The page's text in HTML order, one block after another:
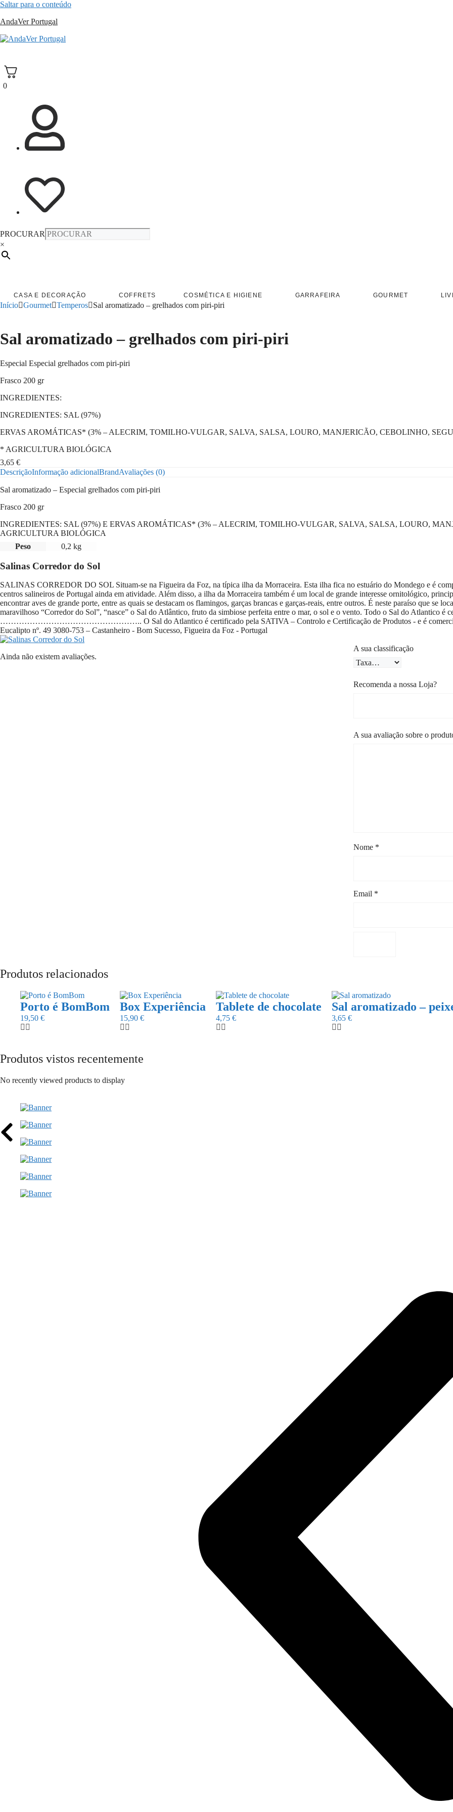
Saltar para o conteúdo
AndaVer Portugal
0
PROCURAR
×
CASA E DECORAÇÃO COFFRETS COSMÉTICA E HIGIENE GARRAFEIRA GOURMET
Início Gourmet Temperos Sal aromatizado – grelhados com piri-piri
Sal aromatizado – grelhados com piri-piri
Especial Especial grelhados com piri-piri
Frasco 200 gr
INGREDIENTES:
INGREDIENTES: SAL (97%)
ERVAS AROMÁTICAS* (3% – ALECRIM, TOMILHO-VULGAR, SALVA, SALSA, LOURO, MANJERICÃO, CEBOLINHO,
* AGRICULTURA BIOLÓGICA
3,65 €
DescriçãoInformação adicionalBrandAvaliações (0)
Sal aromatizado – Especial grelhados com piri-piri
Frasco 200 gr
INGREDIENTES: SAL (97%) E ERVAS AROMÁTICAS* (3% – ALECRIM, TOMILHO-VULGAR, SALVA, SALSA, LOURO,
AGRICULTURA BIOLÓGICA
Peso
0,2 kg
Salinas Corredor do Sol
SALINAS CORREDOR DO SOL Situam-se na Figueira da Foz, na típica ilha da Morraceira. Esta ilha fica no estuário do Mondego e é
centros salineiros de Portugal ainda em atividade. Além disso, a ilha da Morraceira também é um local de grande interesse ornitológico,
encontrar aves de grande porte, entre as quais se destacam os flamingos, garças brancas e garças-reais, entre outros. É neste paraíso que se
maravilhoso “Corredor do Sol”, “nasce” o Sal do Atlântico, fruto da simbiose perfeita entre o mar, o sol e o vento. Todo o Sal do Atlantico
…………………………………………….. O Sal do Atlantico é certificado pela SATIVA – Controlo e Certificação de Produtos - e é
Eucalipto nº. 49 3080-753 – Castanheiro - Bom Sucesso, Figueira da Foz - Portugal
Ainda não existem avaliações.
A sua classificação
Recomenda a nossa Loja?
A sua avaliação sobre o
Nome *
Email *
Produtos relacionados
Porto é BomBom
19,50 €
Box Experiência
15,90 €
Tablete de chocolate
4,75 €
Sal aromatizado –
3,65 €
Produtos vistos recentemente
No recently viewed products to display